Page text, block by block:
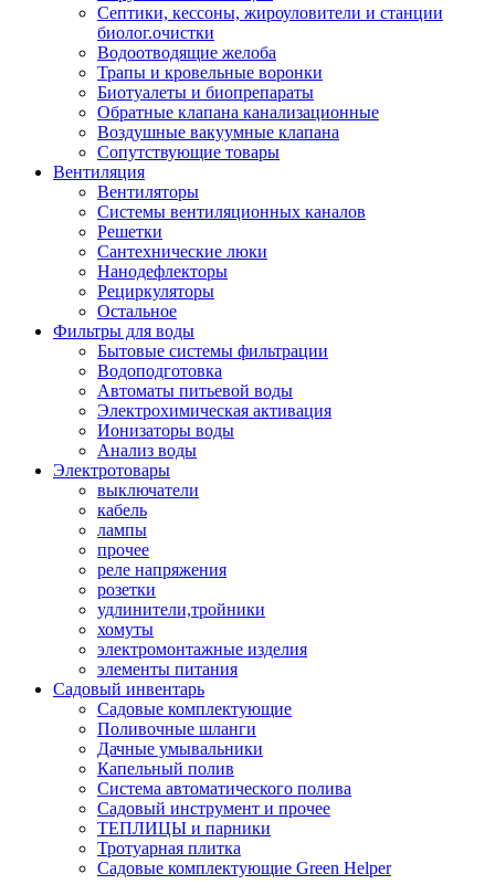
Септики, кессоны, жироуловители и станции
биолог.очистки
Водоотводящие желоба
Трапы и кровельные воронки
Биотуалеты и биопрепараты
Обратные клапана канализационные
Воздушные вакуумные клапана
Сопутствующие товары
Вентиляция
Вентиляторы
Системы вентиляционных каналов
Решетки
Сантехнические люки
Нанодефлекторы
Рециркуляторы
Остальное
Фильтры для воды
Бытовые системы фильтрации
Водоподготовка
Автоматы питьевой воды
Электрохимическая активация
Ионизаторы воды
Анализ воды
Электротовары
выключатели
кабель
лампы
прочее
реле напряжения
розетки
удлинители,тройники
хомуты
электромонтажные изделия
элементы питания
Садовый инвентарь
Садовые комплектующие
Поливочные шланги
Дачные умывальники
Капельный полив
Система автоматического полива
Садовый инструмент и прочее
ТЕПЛИЦЫ и парники
Тротуарная плитка
Садовые комплектующие Green Helper